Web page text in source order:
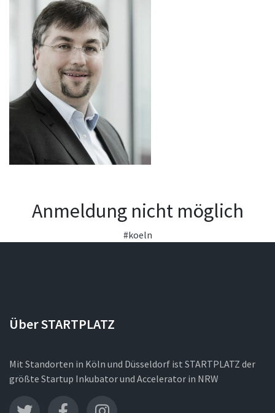
Anmeldung nicht möglich
#koeln
Über STARTPLATZ
Mit Standorten in Köln und Düsseldorf ist STARTPLATZ der
größte Startup Inkubator und Accelerator in NRW